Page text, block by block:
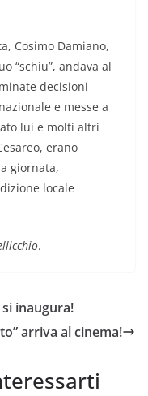
Cosimo Damiano,
“schiu”, andava al
decisioni
e messe a
lui e molti altri
erano
giornata,
locale
.
inaugura!
arriva al cinema!